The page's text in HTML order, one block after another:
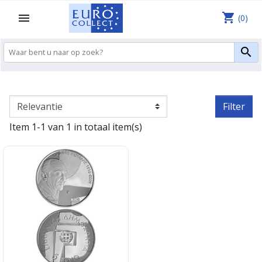


shopping_cart (0)
Filter
Item 1-1 van 1 in totaal item(s)